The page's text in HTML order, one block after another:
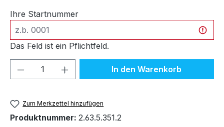
Ihre Startnummer
Das Feld ist ein Pflichtfeld.
Produkt Anzahl: Gib denIn den Warenkorb
Zum Merkzettel hinzufügen
Produktnummer: 2.63.5.351.2